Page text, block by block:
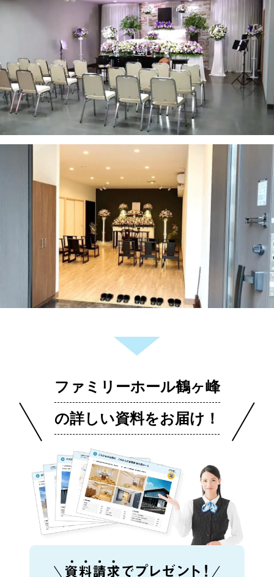
ファミリーホール鶴ヶ峰
の詳しい資料をお届け！